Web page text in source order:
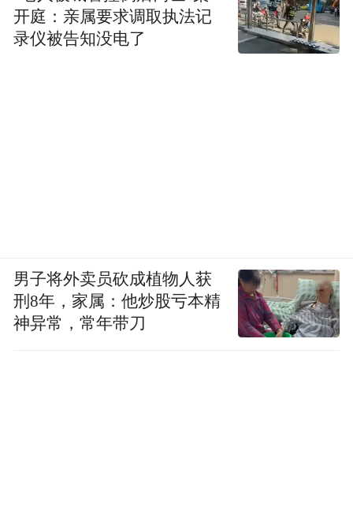
开庭：亲属要求调取执法记
录仪被告知没电了
男子将外卖员砍成植物人获
刑8年，家属：他炒股亏本精
神异常，常年带刀